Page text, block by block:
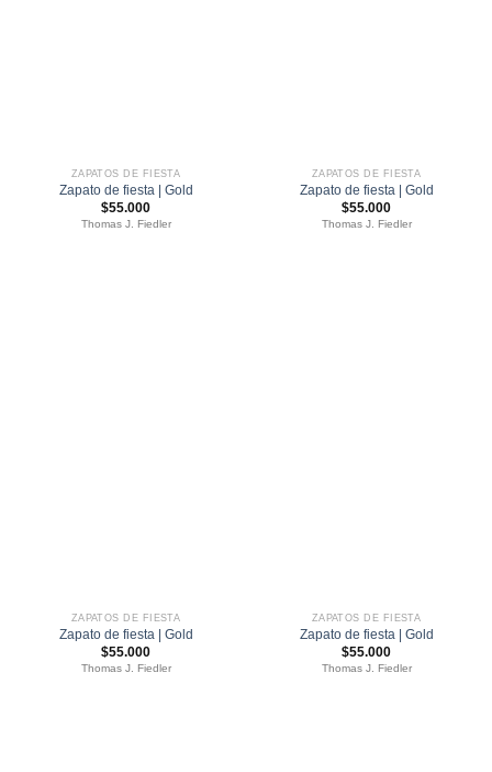
ZAPATOS DE FIESTA
Zapato de fiesta | Gold
$55.000
Thomas J. Fiedler
ZAPATOS DE FIESTA
Zapato de fiesta | Gold
$55.000
Thomas J. Fiedler
ZAPATOS DE FIESTA
Zapato de fiesta | Gold
$55.000
Thomas J. Fiedler
ZAPATOS DE FIESTA
Zapato de fiesta | Gold
$55.000
Thomas J. Fiedler